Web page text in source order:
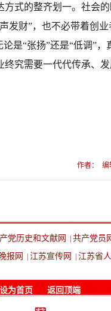
方式的整齐划一。社会
发财”，也不必带着创业
是“张扬”还是“低调”，
究需要一代代传承、发
作者： 编
党历史和文献网 共产党员
报网 江苏宣传网 江苏省
设为首页 返回顶端